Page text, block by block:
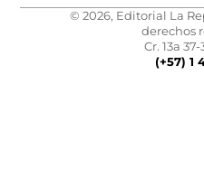
© 2026, Editorial La
derechos
Cr. 13a
(+57) 1